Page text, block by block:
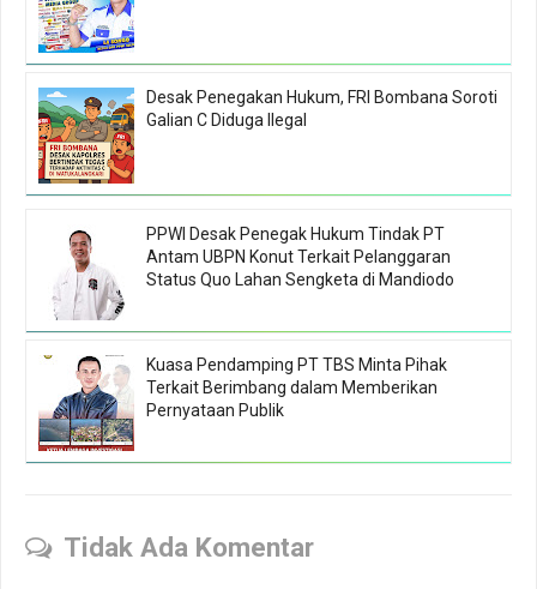
Desak Penegakan Hukum, FRI Bombana Soroti
Galian C Diduga Ilegal
PPWI Desak Penegak Hukum Tindak PT
Antam UBPN Konut Terkait Pelanggaran
Status Quo Lahan Sengketa di Mandiodo
Kuasa Pendamping PT TBS Minta Pihak
Terkait Berimbang dalam Memberikan
Pernyataan Publik
Tidak Ada Komentar